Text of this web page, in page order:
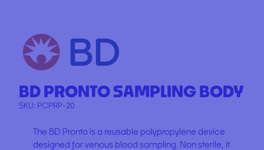
BD PRONTO SAMPLING BODY
SKU: PCPRP-20
The BD Pronto is a reusable polypropylene device
designed for venous blood sampling. Non sterile, it